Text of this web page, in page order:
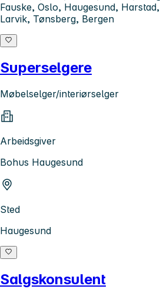
Fauske, Oslo, Haugesund,
Larvik, Tønsberg, Bergen
Superselgere
Møbelselger/interiørselger
Arbeidsgiver
Bohus Haugesund
Sted
Haugesund
Salgskonsulent